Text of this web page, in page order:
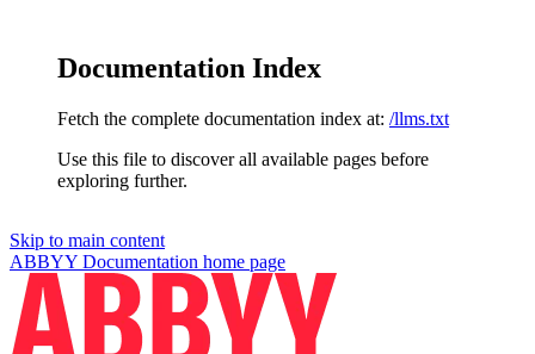
Documentation Index
Fetch the complete documentation index at: /llms.txt
Use this file to discover all available pages before
exploring further.
Skip to main content
ABBYY Documentation home page